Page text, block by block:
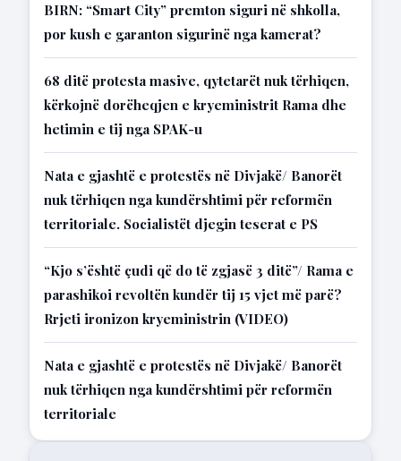
BIRN: “Smart City” premton siguri në shkolla,
por kush e garanton sigurinë nga kamerat?
68 ditë protesta masive, qytetarët nuk tërhiqen,
kërkojnë dorëheqjen e kryeministrit Rama dhe
hetimin e tij nga SPAK-u
Nata e gjashtë e protestës në Divjakë/ Banorët
nuk tërhiqen nga kundërshtimi për reformën
territoriale. Socialistët djegin teserat e PS
“Kjo s’është çudi që do të zgjasë 3 ditë”/ Rama e
parashikoi revoltën kundër tij 15 vjet më parë?
Rrjeti ironizon kryeministrin (VIDEO)
Nata e gjashtë e protestës në Divjakë/ Banorët
nuk tërhiqen nga kundërshtimi për reformën
territoriale